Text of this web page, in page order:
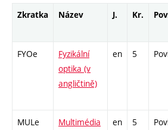
Zkratka Název J. Kr.
FYOe
Fyzikální
optika (v
angličtině)
en 5
MULe
Multimédia
en 5